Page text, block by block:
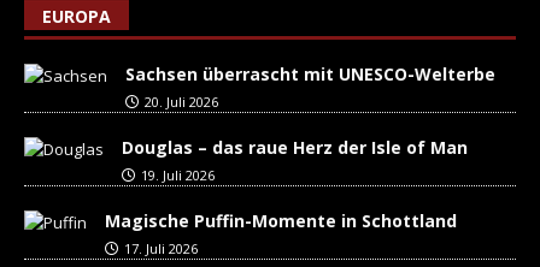
EUROPA
Sachsen überrascht mit UNESCO-Welterbe
20. Juli 2026
Douglas – das raue Herz der Isle of Man
19. Juli 2026
Magische Puffin-Momente in Schottland
17. Juli 2026